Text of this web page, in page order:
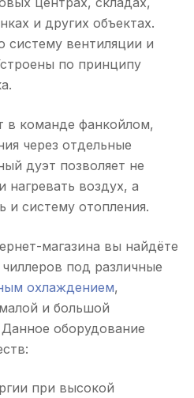
и других объектах.
вентиляции и
по принципу
в команде фанкойлом,
через отдельные
дуэт позволяет не
нагревать воздух, а
и систему отопления.
магазина вы найдёте
под различные
охлаждением,
и большой
оборудование
при высокой